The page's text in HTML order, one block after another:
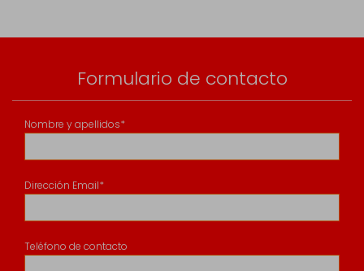
Formulario de contacto
Nombre y apellidos*
Dirección Email*
Teléfono de contacto